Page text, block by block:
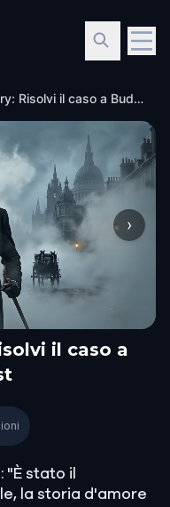
Murder Mystery: Risolvi il caso a Budapest
›
il caso a
a Budapest
stato il
la storia d'amore